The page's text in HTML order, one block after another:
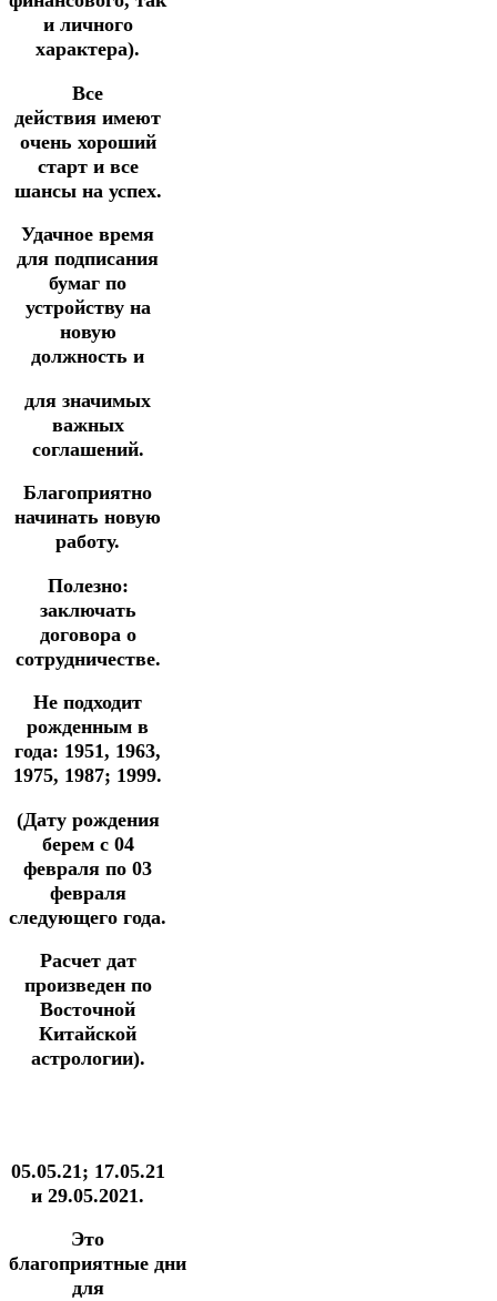
и личного
характера).
Все
действия имеют
очень хороший
старт и все
шансы на успех.
Удачное время
для подписания
бумаг по
устройству на
новую
должность и
для значимых
важных
соглашений.
Благоприятно
начинать новую
работу.
Полезно:
заключать
договора о
сотрудничестве.
Не подходит
рожденным в
года: 1951, 1963,
1975, 1987; 1999.
(Дату рождения
берем с 04
февраля по 03
февраля
следующего года.
Расчет дат
произведен по
Восточной
Китайской
астрологии).
05.05.21; 17.05.21
и 29.05.2021.
Это
благоприятные дни
для